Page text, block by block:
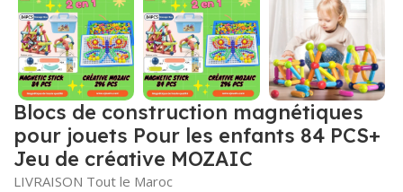
Blocs de construction magnétiques
pour jouets Pour les enfants 84 PCS+
Jeu de créative MOZAIC
LIVRAISON Tout le Maroc